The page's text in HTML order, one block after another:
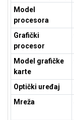
NADZOR I
SIGURNOSNA
OPREMA
SOFTWARE
KABLOVI I
ADAPTERI
KANCELARIJSKI
MATERIJAL
Model
procesora
Grafički
procesor
Model grafičke
karte
Optički uređaj
Mreža